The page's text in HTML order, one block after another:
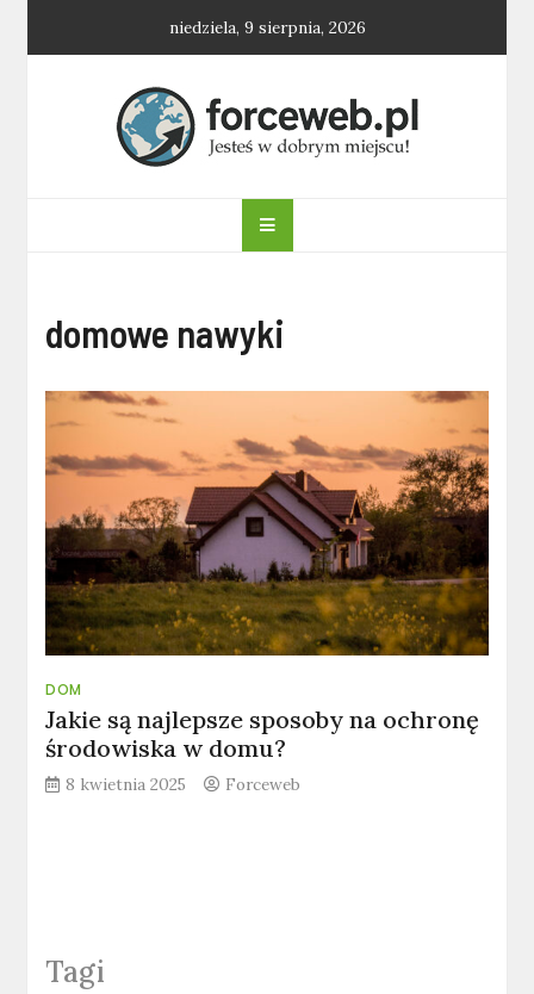
niedziela, 9 sierpnia, 2026
forceweb.pl
domowe nawyki
DOM
Jakie są najlepsze sposoby na ochronę
środowiska w domu?
8 kwietnia 2025 Forceweb
Tagi